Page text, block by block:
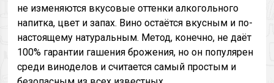
не изменяются вкусовые оттенки алкогольного
напитка, цвет и запах. Вино остаётся вкусным и по-
настоящему натуральным. Метод, конечно, не даёт
100% гарантии гашения брожения, но он популярен
среди виноделов и считается самый простым и